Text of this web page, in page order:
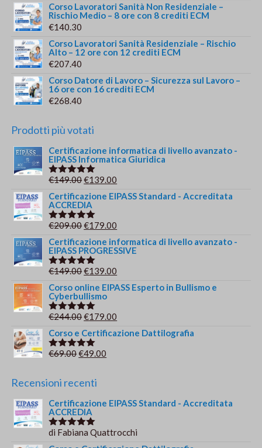
Corso Lavoratori Sanità Non Residenziale –
Rischio Medio – 8 ore con 8 crediti ECM
€140.30
Corso Lavoratori Sanità Residenziale – Rischio
Alto – 12 ore con 12 crediti ECM
€207.40
Corso Datore di Lavoro – Sicurezza sul Lavoro –
16 ore con 16 crediti ECM
€268.40
Prodotti più votati
Certificazione informatica di livello avanzato -
EIPASS Informatica Giuridica
Valutato
€149.00Il
prezzo
originale
era:
€139.00
prezzo
Certificazione EIPASS Standard - Accreditata
ACCREDIA
Valutato
€209.00Il
prezzo
originale
era:
€179.00
prezzo
attuale
Certificazione informatica di livello avanzato -
EIPASS PROGRESSIVE
Valutato
€149.00Il
prezzo
originale
era:
€139.00
prezzo
Corso online EIPASS Esperto in Bullismo e
Cyberbullismo
Valutato
€244.00Il
prezzo
originale
era:
€179.00
prezzo
Corso e Certificazione Dattilografia
Valutato
€69.00Il
originale
€69.00.
€49.00
€49.00.
Recensioni recenti
Certificazione EIPASS Standard - Accreditata
ACCREDIA
Valutato5
di Fabiana Quattrocchi